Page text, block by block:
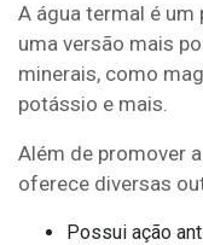
A água termal é um
uma versão mais
minerais, como
potássio e mais.
Além de promover
oferece diversas
Possui ação